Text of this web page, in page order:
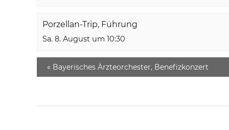
Porzellan-Trip, Führung
Sa. 8. August um 10:30
« Bayerisches Ärzteorchester, Benefizkonzert